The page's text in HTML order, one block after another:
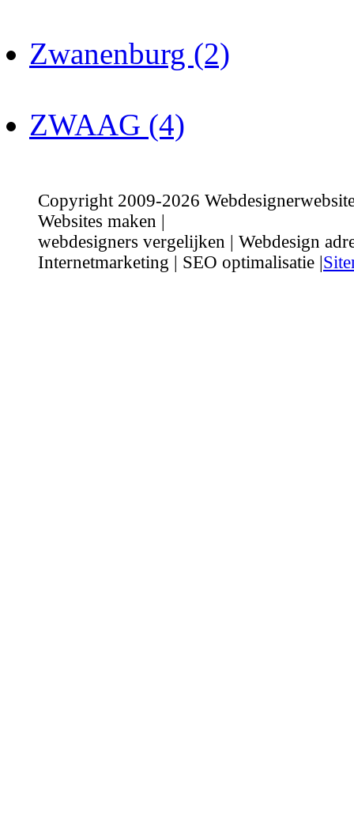
Zwanenburg (2)
ZWAAG (4)
Copyright 2009-2026
Websites maken |
webdesigners vergelijken | Webdesign
Internetmarketing | SEO optimalisatie |